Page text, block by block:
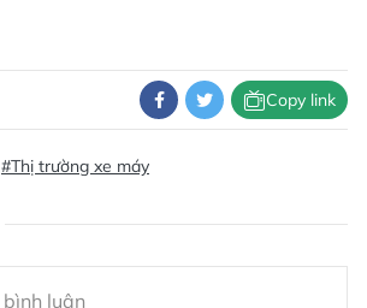
Copy link
#Thị trường xe máy